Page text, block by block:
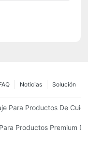
Solución
Noticias
Para Productos De
A La Marca
Productos Premium